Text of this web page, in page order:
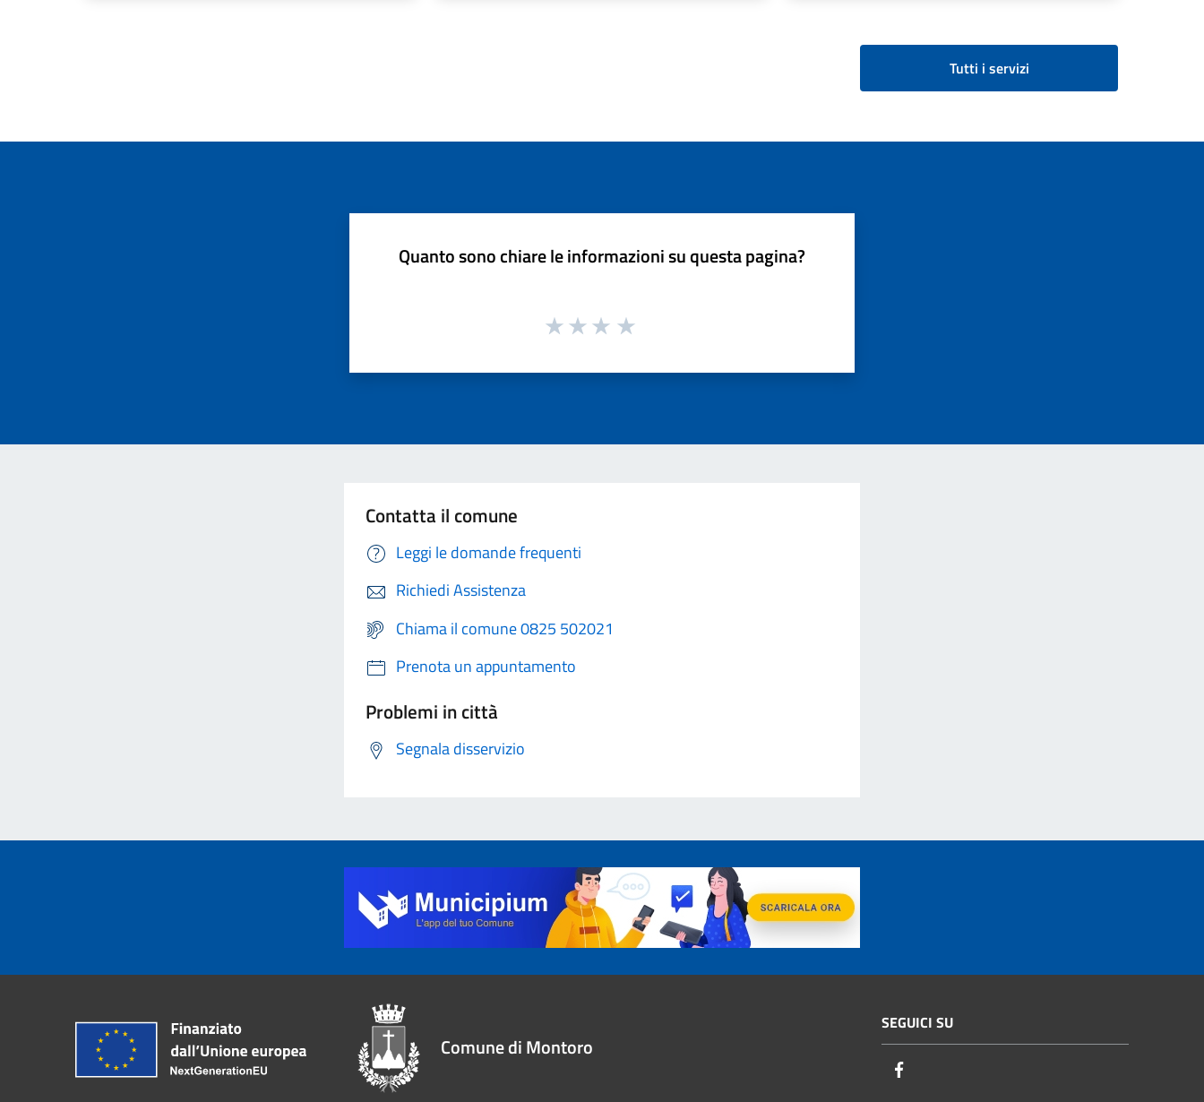
Tutti i servizi
Quanto sono chiare le informazioni su questa pagina?
Contatta il comune
Leggi le domande frequenti
Richiedi Assistenza
Chiama il comune 0825 502021
Prenota un appuntamento
Problemi in città
Segnala disservizio
Comune di Montoro
SEGUICI SU